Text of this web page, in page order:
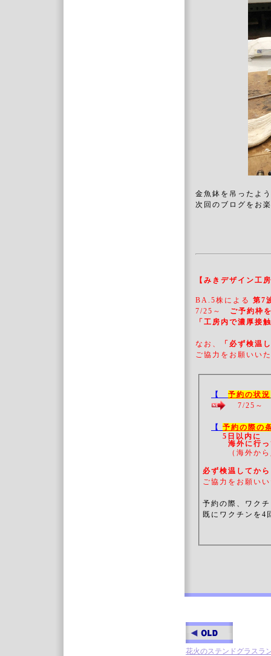
金魚鉢を吊ったよ
次回のブログをお
【みきデザイン工
BA.5株による 第7
7/25～ ご予約枠
「工房内で濃厚
なお、
「必ず検温
ご協力をお願いい
【 予約の状況
7/25
【 予約の際の
5日以内に
海外に行って
（海外か
必ず検温してか
ご協力をお願い
予約の際、ワク
既にワクチンを4
花火のステンドグラスラ